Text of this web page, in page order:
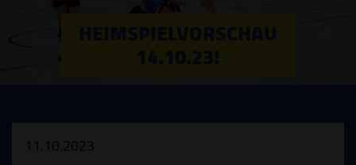
11.10.2023